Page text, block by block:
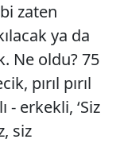
zaten
ya da
Ne oldu? 75
pırıl pırıl
- erkekli, ‘Siz
siz